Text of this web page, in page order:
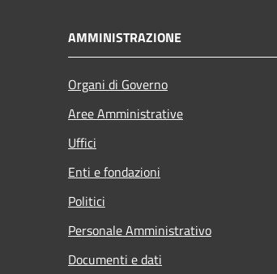
AMMINISTRAZIONE
Organi di Governo
Aree Amministrative
Uffici
Enti e fondazioni
Politici
Personale Amministrativo
Documenti e dati